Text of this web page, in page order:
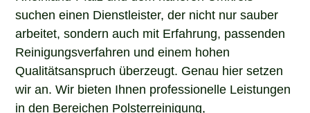
suchen einen Dienstleister, der nicht nur sauber
arbeitet, sondern auch mit Erfahrung, passenden
Reinigungsverfahren und einem hohen
Qualitätsanspruch überzeugt. Genau hier setzen
wir an. Wir bieten Ihnen professionelle Leistungen
in den Bereichen Polsterreinigung,